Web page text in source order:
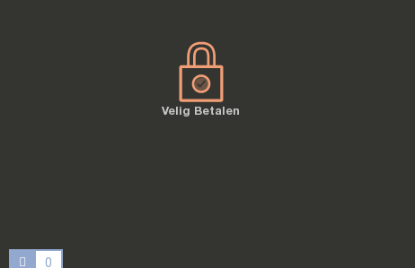
Velig Betalen
0